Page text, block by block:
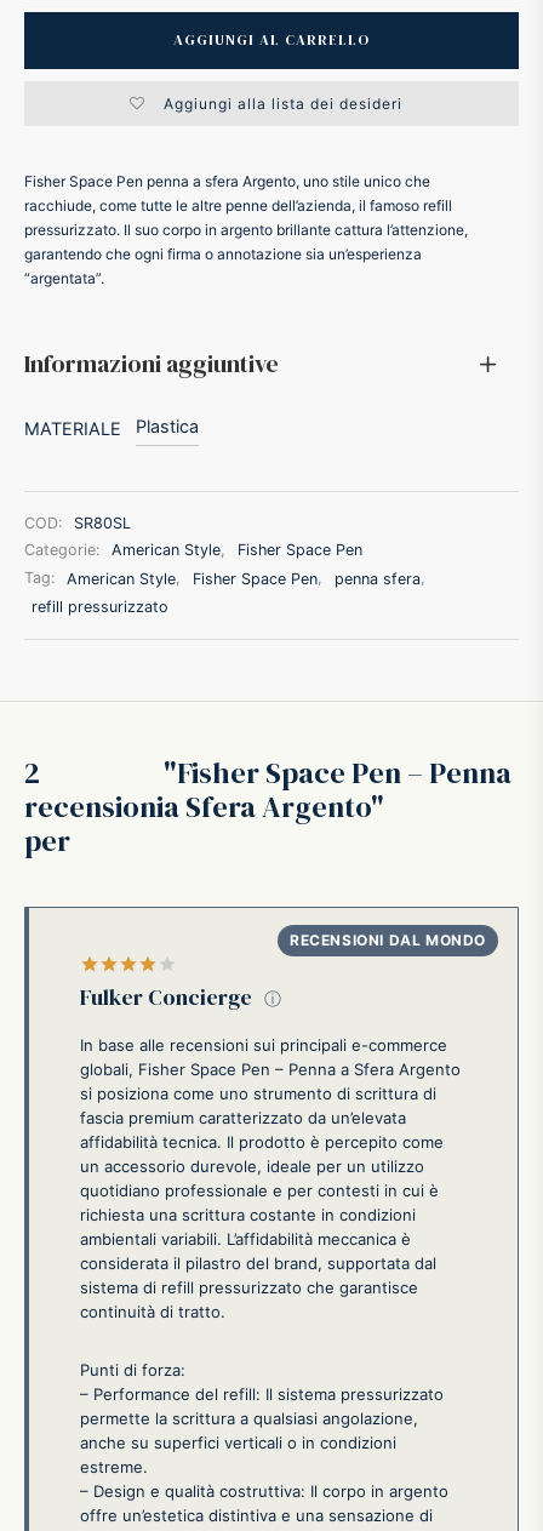
AGGIUNGI AL CARRELLO
Aggiungi alla lista dei desideri
Fisher Space Pen penna a sfera Argento, uno stile unico che
racchiude, come tutte le altre penne dell’azienda, il famoso refill
pressurizzato. Il suo corpo in argento brillante cattura l’attenzione,
garantendo che ogni firma o annotazione sia un’esperienza
“argentata”.
Informazioni aggiuntive
MATERIALE Plastica
COD:
SR80SL
Categorie:
American Style
Fisher Space Pen
Tag:
American Style, Fisher Space Pen, penna sfera,
refill pressurizzato
2
recensioni
per
Fisher Space Pen – Penna
a Sfera Argento
Fulker Concierge ⓘ
In base alle recensioni sui principali e-commerce
globali, Fisher Space Pen – Penna a Sfera Argento
si posiziona come uno strumento di scrittura di
fascia premium caratterizzato da un’elevata
affidabilità tecnica. Il prodotto è percepito come
un accessorio durevole, ideale per un utilizzo
quotidiano professionale e per contesti in cui è
richiesta una scrittura costante in condizioni
ambientali variabili. L’affidabilità meccanica è
considerata il pilastro del brand, supportata dal
sistema di refill pressurizzato che garantisce
continuità di tratto.
Punti di forza:
– Performance del refill: Il sistema pressurizzato
permette la scrittura a qualsiasi angolazione,
anche su superfici verticali o in condizioni
estreme.
– Design e qualità costruttiva: Il corpo in argento
offre un’estetica distintiva e una sensazione di
A.G.
Marche